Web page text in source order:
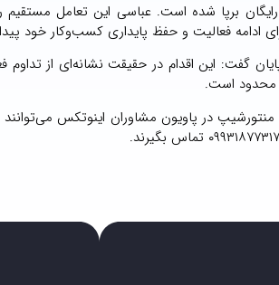
برپا شده است. عباسی این تعامل مستقیم
ادامه فعالیت و حفظ پایداری کسب‌وکار خود
گفت: این اقدام در حقیقت نشانه‌ای از
محدود است.
در پاویون مشاوران اینوتکس